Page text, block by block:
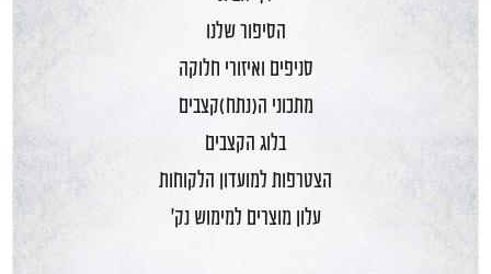
הסיפור שלנו
סניפים ואיזורי חלוקה
מתכוני ה(נתח)קצבים
בלוג הקצבים
הצטרפות למועדון הלקוחות
עלון מוצרים למימוש נק'